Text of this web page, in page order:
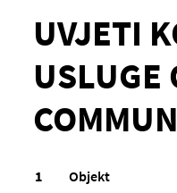
UVJETI
USLUGE
Objekt